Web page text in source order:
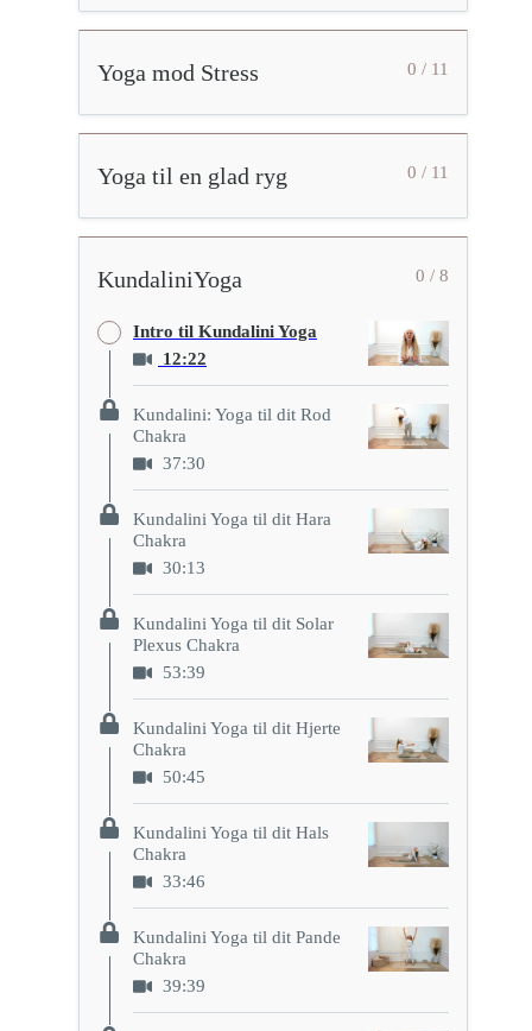
0 / 11
Yoga mod Stress
0 / 11
Yoga til en glad ryg
0 / 8
KundaliniYoga
Intro til Kundalini Yoga
12:22
Kundalini: Yoga til dit Rod
Chakra
37:30
Kundalini Yoga til dit Hara
Chakra
30:13
Kundalini Yoga til dit Solar
Plexus Chakra
53:39
Kundalini Yoga til dit Hjerte
Chakra
50:45
Kundalini Yoga til dit Hals
Chakra
33:46
Kundalini Yoga til dit Pande
Chakra
39:39